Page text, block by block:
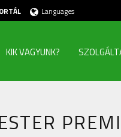
Languages
KIK VAGYUNK?